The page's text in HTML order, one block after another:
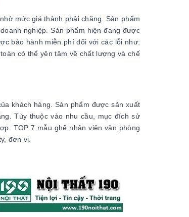
mức giá thành phải chăng. Sản phẩm
nghiệp. Sản phẩm hiện đang được
bảo hành miễn phí đối với các lỗi như:
có thể yên tâm về chất lượng và chế
khách hàng. Sản phẩm được sản xuất
Tùy thuộc vào nhu cầu, mục đích sử
TOP 7 mẫu ghế nhân viên văn phòng
đơn vị.